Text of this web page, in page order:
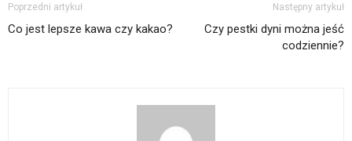
Poprzedni artykuł
Co jest lepsze kawa czy kakao?
Następny artykuł
Czy pestki dyni można jeść
codziennie?